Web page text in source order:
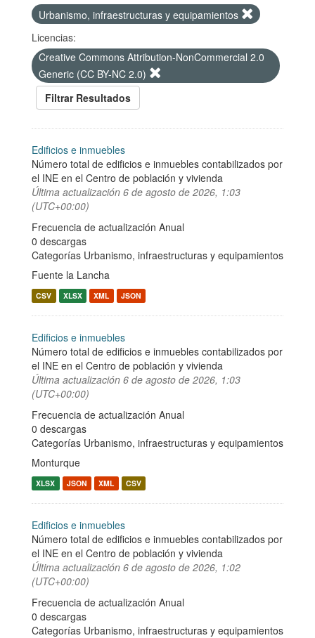
Urbanismo, infraestructuras y equipamientos
Licencias:
Creative Commons Attribution-NonCommercial 2.0
Generic (CC BY-NC 2.0)
Filtrar Resultados
Edificios e inmuebles
Número total de edificios e inmuebles contabilizados por
el INE en el Centro de población y vivienda
Última actualización 6 de agosto de 2026, 1:03
(UTC+00:00)
Frecuencia de actualización Anual
0 descargas
Categorías Urbanismo, infraestructuras y equipamientos
Fuente la Lancha
CSV XLSX XML JSON
Edificios e inmuebles
Número total de edificios e inmuebles contabilizados por
el INE en el Centro de población y vivienda
Última actualización 6 de agosto de 2026, 1:03
(UTC+00:00)
Frecuencia de actualización Anual
0 descargas
Categorías Urbanismo, infraestructuras y equipamientos
Monturque
XLSX JSON XML CSV
Edificios e inmuebles
Número total de edificios e inmuebles contabilizados por
el INE en el Centro de población y vivienda
Última actualización 6 de agosto de 2026, 1:02
(UTC+00:00)
Frecuencia de actualización Anual
0 descargas
Categorías Urbanismo, infraestructuras y equipamientos